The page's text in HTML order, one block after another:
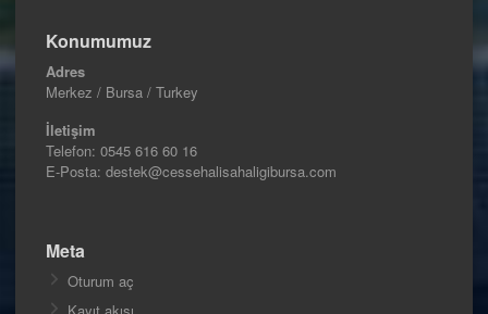
Konumumuz
Adres
Merkez / Bursa / Turkey
İletişim
Telefon: 0545 616 60 16
E-Posta: destek@cessehalisahaligibursa.com
Meta
Oturum aç